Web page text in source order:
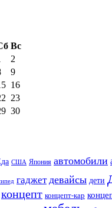
Вс
2
9
16
23
30
США Япония автомобили
гаджет девайсы дети
концепт концепт-кар